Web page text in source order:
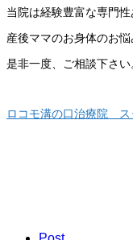
当院は経験豊富な専門
産後ママのお身体のお
是非一度、ご相談下さい
ロコモ溝の口治療院 ス